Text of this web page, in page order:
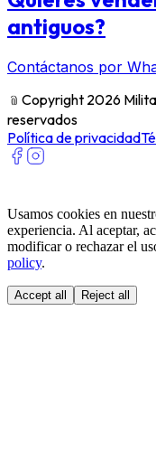
antiguos?
Contáctanos por
﹫ Copyright 2026
reservados
Política de privacidad
Usamos cookies en
experiencia. Al aceptar,
modificar o rechazar el
policy.
Accept all Reject all